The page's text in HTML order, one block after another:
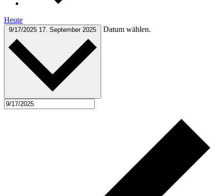
Heute
9/17/2025 17. September 2025 Datum wählen.